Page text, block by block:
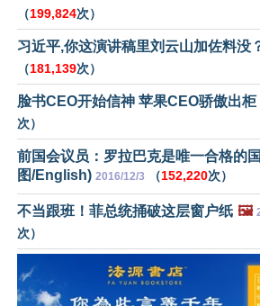
（199,824次）
习近平,你这演讲稿里刘云山加佐料没
（181,139次）
脸书CEO开始信神 苹果CEO骄傲出柜
次）
前国会议员：罗拉巴克是唯一合格的
图/English) 2016/12/3 （152,220次）
不当跟班！菲总统捅破这层窗户纸 🖼️
次）